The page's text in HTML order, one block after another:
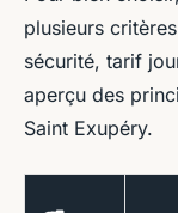
plusieurs
sécurité, tarif
aperçu des
Saint Exupéry.